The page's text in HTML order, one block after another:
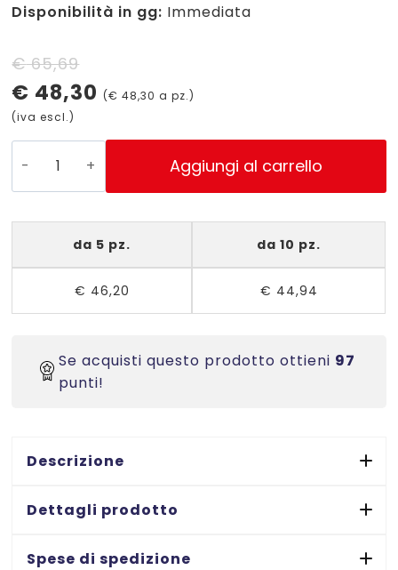
Disponibilità in gg: Immediata
€65,69
Il
prezzo
originale
era:
€ 65,69.
€ 48,30 (€ 48,30 a pz.)
Il
prezzo
attuale
è:
€ 48,30.
(iva escl.)
L7173-
Etichette
bianche
Ultragrip&Jamfree,
certificate
FSC
stampanti
Laser
100
quantità
Aggiungi al carrello
da 5 pz. da 10 pz.
€ 46,20 € 44,94
Se acquisti questo prodotto ottieni 97
punti!
Descrizione
Dettagli prodotto
Spese di spedizione